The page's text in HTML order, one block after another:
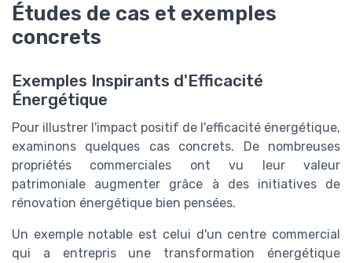
Études de cas et exemples
concrets
Exemples Inspirants d'Efficacité
Énergétique
Pour illustrer l'impact positif de l'efficacité énergétique,
examinons quelques cas concrets. De nombreuses
propriétés commerciales ont vu leur valeur
patrimoniale augmenter grâce à des initiatives de
rénovation énergétique bien pensées.
Un exemple notable est celui d'un centre commercial
qui a entrepris une transformation énergétique